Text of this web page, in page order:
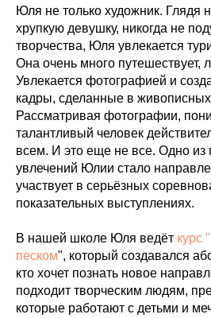
Юля не только художник. Глядя
хрупкую девушку, никогда не
творчества, Юля увлекается
Она очень много путешествует,
Увлекается фотографией и
кадры, сделанные в живописных
Рассматривая фотографии,
талантливый человек
всем. И это еще не все. Одно из
увлечений Юлии стало
участвует в серьёзных
показательных выступлениях.
В нашей школе Юля ведёт курс
песком", который создавался
кто хочет познать новое
подходит творческим людям,
которые работают с детьми и